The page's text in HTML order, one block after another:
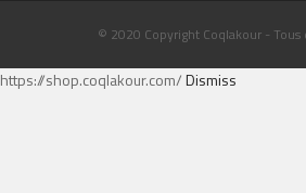
© 2020 Copyright Coqlakour - Tous
https://shop.coqlakour.com/Dismiss